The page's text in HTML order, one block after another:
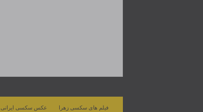
عکس سکسی ایرانی فیلم های سکسی زهرا